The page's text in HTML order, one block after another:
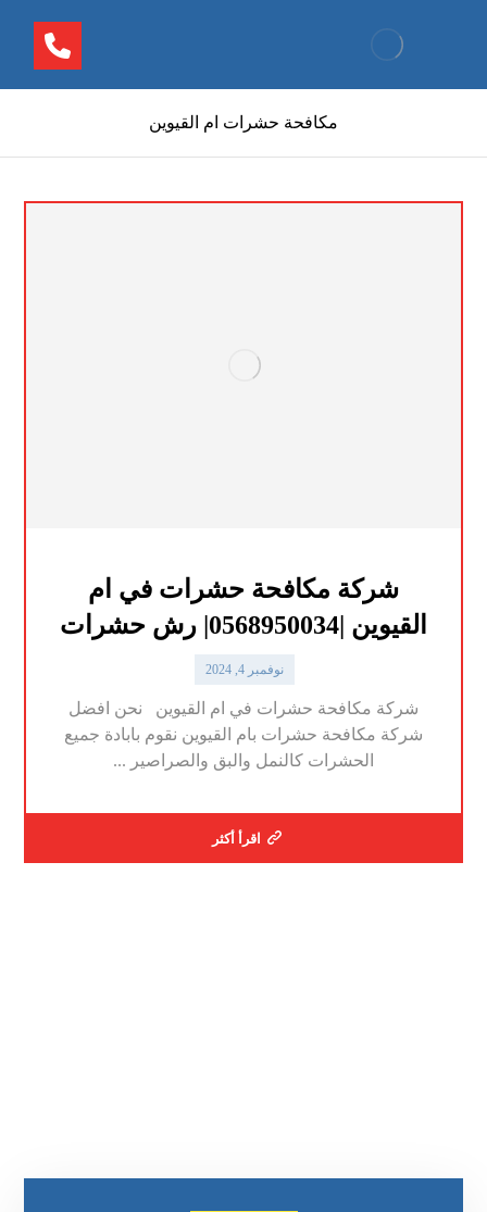
مكافحة حشرات ام القيوين
شركة مكافحة حشرات في ام
القيوين |0568950034| رش حشرات
نوفمبر 4, 2024
شركة مكافحة حشرات في ام القيوين نحن افضل
شركة مكافحة حشرات بام القيوين نقوم بابادة جميع
الحشرات كالنمل والبق والصراصير ...
اقرأ أكثر